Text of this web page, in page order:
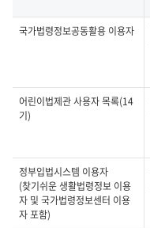
처
리
업
파
일
명,
위
탁
국가법령정보공동활용 이용자
어린이법제관 사용자 목록(14
기)
정부입법시스템 이용자
(찾기쉬운 생활법령정보 이용
자 및 국가법령정보센터 이용
자 포함)